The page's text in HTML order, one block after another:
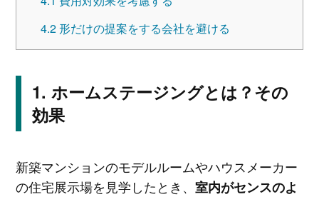
4.2形だけの提案をする会社を避ける
ホームステージングとは？その
効果
新築マンションのモデルルームやハウスメーカー
の住宅展示場を見学したとき、 室内がセンスのよ